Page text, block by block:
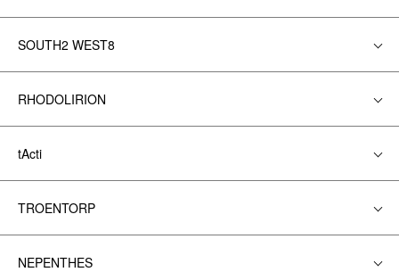
SOUTH2 WEST8
RHODOLIRION
tActi
TROENTORP
NEPENTHES